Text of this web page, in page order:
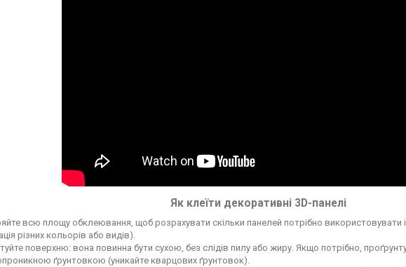
Як клеїти декоративні 3D-панелі
всю площу обклеювання, щоб розрахувати скільки панелей потрібно використовувати
різних кольорів або видів).
поверхню: вона повинна бути сухою, без слідів пилу або жиру. Якщо потрібно,
ґрунтовкою (уникайте кварцових ґрунтовок).